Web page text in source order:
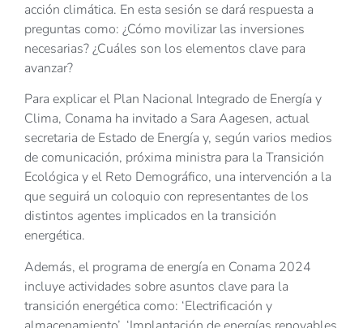
acción climática. En esta sesión se dará respuesta a
preguntas como: ¿Cómo movilizar las inversiones
necesarias? ¿Cuáles son los elementos clave para
avanzar?
Para explicar el Plan Nacional Integrado de Energía y
Clima, Conama ha invitado a Sara Aagesen, actual
secretaria de Estado de Energía y, según varios medios
de comunicación, próxima ministra para la Transición
Ecológica y el Reto Demográfico, una intervención a la
que seguirá un coloquio con representantes de los
distintos agentes implicados en la transición
energética.
Además, el programa de energía en Conama 2024
incluye actividades sobre asuntos clave para la
transición energética como: ‘Electrificación y